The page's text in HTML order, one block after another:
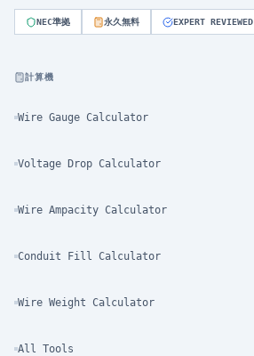
NEC準拠 永久無料 EXPERT REVIEWED
計算機
Wire Gauge Calculator
Voltage Drop Calculator
Wire Ampacity Calculator
Conduit Fill Calculator
Wire Weight Calculator
All Tools